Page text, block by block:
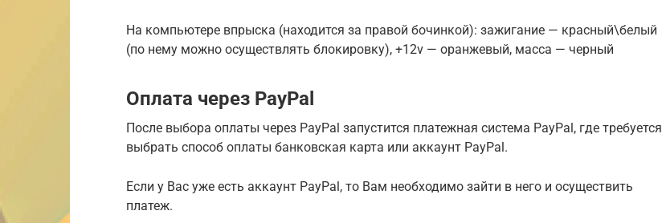
На компьютере впрыска (находится за правой бочинкой): зажигание — красный\белый
(по нему можно осуществлять блокировку), +12v — оранжевый, масса — черный
Оплата через PayPal
После выбора оплаты через PayPal запустится платежная система PayPal, где требуется
выбрать способ оплаты банковская карта или аккаунт PayPal.
Если у Вас уже есть аккаунт PayPal, то Вам необходимо зайти в него и осуществить
платеж.